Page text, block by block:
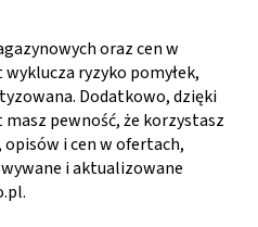
oraz cen w
ryzyko pomyłek,
Dodatkowo, dzięki
pewność, że korzystasz
i cen w ofertach,
i aktualizowane